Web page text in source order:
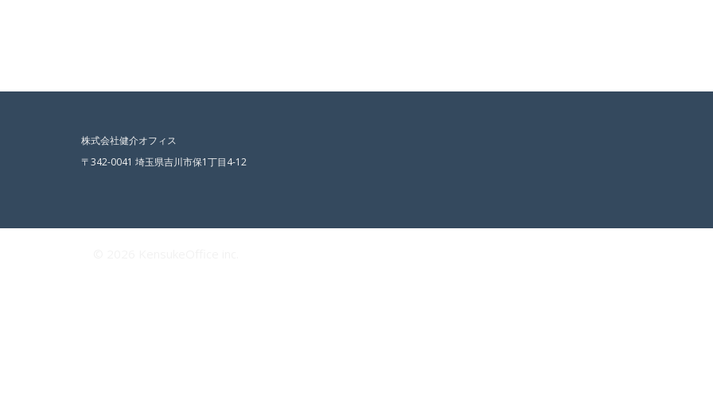
株式会社健介オフィス
〒342-0041 埼玉県吉川市保1丁目4-12